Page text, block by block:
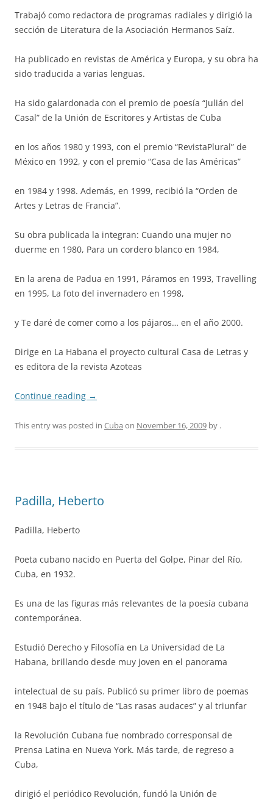
Trabajó como redactora de programas radiales y dirigió la
sección de Literatura de la Asociación Hermanos Saíz.
Ha publicado en revistas de América y Europa, y su obra ha
sido traducida a varias lenguas.
Ha sido galardonada con el premio de poesía “Julián del
Casal” de la Unión de Escritores y Artistas de Cuba
en los años 1980 y 1993, con el premio “RevistaPlural” de
México en 1992, y con el premio “Casa de las Américas”
en 1984 y 1998. Además, en 1999, recibió la “Orden de
Artes y Letras de Francia”.
Su obra publicada la integran: Cuando una mujer no
duerme en 1980, Para un cordero blanco en 1984,
En la arena de Padua en 1991, Páramos en 1993, Travelling
en 1995, La foto del invernadero en 1998,
y Te daré de comer como a los pájaros… en el año 2000.
Dirige en La Habana el proyecto cultural Casa de Letras y
es editora de la revista Azoteas
Continue reading →
This entry was posted in Cuba on November 16, 2009 by .
Padilla, Heberto
Padilla, Heberto
Poeta cubano nacido en Puerta del Golpe, Pinar del Río,
Cuba, en 1932.
Es una de las figuras más relevantes de la poesía cubana
contemporánea.
Estudió Derecho y Filosofía en La Universidad de La
Habana, brillando desde muy joven en el panorama
intelectual de su país. Publicó su primer libro de poemas
en 1948 bajo el título de “Las rasas audaces” y al triunfar
la Revolución Cubana fue nombrado corresponsal de
Prensa Latina en Nueva York. Más tarde, de regreso a
Cuba,
dirigió el periódico Revolución, fundó la Unión de